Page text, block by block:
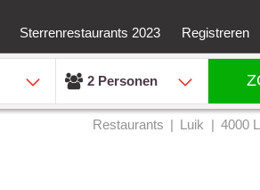
Sterrenrestaurants 2023 Registreren
2 Personen
Restaurants Luik 4000